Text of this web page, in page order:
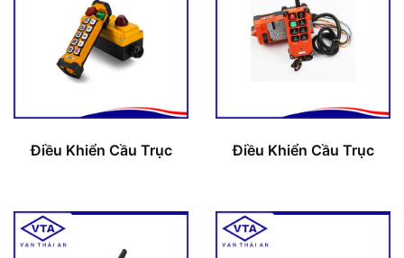
Điều Khiển Cầu Trục Điều Khiển Cầu Trục